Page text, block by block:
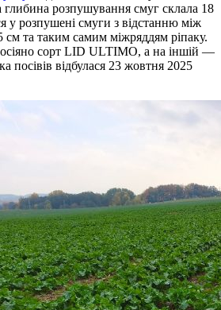
глибина розпушування смуг склала 18
у розпушені смуги з відстанню між
та таким самим міжряддям ріпаку.
сорт LID ULTIMO, а на іншій —
посівів відбулася 23 жовтня 2025